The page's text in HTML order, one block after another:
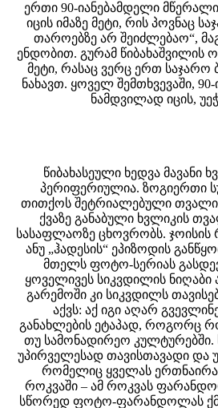
ერთი 90-იანებამდელი მწერალი
იცის იმაზე მეტი, რის პოვნაც
თაროებზე არ შეიძლებაო“,
ენდობით. გურამ წიბახაშვილის
მეტი, რასაც ვერც ერთ საჯარო
ნახავთ. ყოველ შემთხვევაში, 90-
ნამდვილად იცის,
წიბახასეული ხედვა მავანი
პერიფერიულია. ზოგიერთი
თითქოს შეტრიალებული
ქვაზე განაბული ხვლიკის
სასაფლაოზე ცხოვრობს. ჯოისის
ანუ „ჰადესის“ ეპიზოდის
მთელს ფოტო-სერიას
ყოველივეს სიკვდილის ნიღაბი
გარემოში კი სიკვდილს
აქვს: აქ იგი აღარ
განახლების ეტაპად, როგორც
თუ სამონადირეო კულტურებში.
უპირველესად თავისთავადი და
რომელიც ყველას
როკვაში – ამ როკვას
სწორედ ფოტო-ფარანდოლას